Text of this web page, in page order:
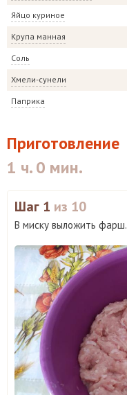
Яйцо куриное
Крупа манная
Соль
Хмели-сунели
Паприка
Приготовление
1 ч. 0 мин.
Шаг 1 из 10
В миску выложить фарш.